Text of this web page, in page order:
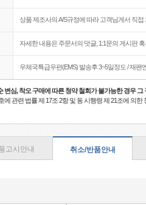
상품 제조사의 A/S규정에 따라 고객님게서 직접
자세한 내용은 주문서의 덧글, 1:1문의 게시판
우체국특급우편(EMS) 발송후 3~5일정도 / 재
변심, 착오 구매에 따른 청약 철회가 불가능한 경우 그
관련 법률 제 17조 2항 및 동 시행령 제 21조에 의
고시안내 취소/반품안내